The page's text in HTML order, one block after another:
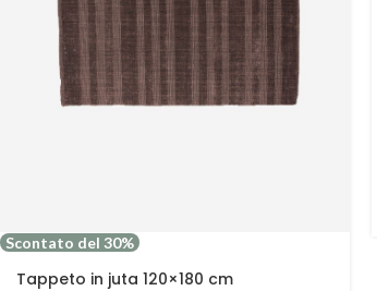
Scontato del 30%
Tappeto in juta 120×180 cm